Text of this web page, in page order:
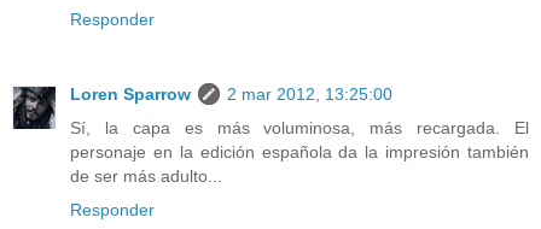
Responder
Loren Sparrow
2 mar 2012, 13:25:00
Sí, la capa es más voluminosa, más recargada. El
personaje en la edición española da la impresión también
de ser más adulto...
Responder